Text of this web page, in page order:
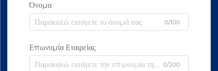
Όνομα
0/100
Επωνυμία Εταιρείας
0/200